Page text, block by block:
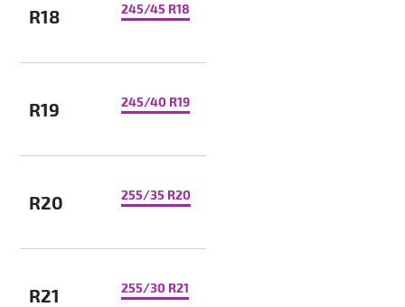
R18 245/45 R18
R19 245/40 R19
R20 255/35 R20
R21 255/30 R21